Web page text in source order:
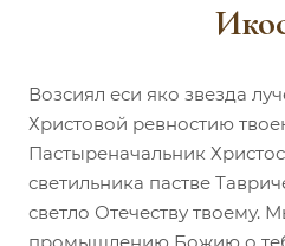
Возсиял еси яко звезда
Христовой ревностию
Пастыреначальник
светильника пастве
светло Отечеству твоему.